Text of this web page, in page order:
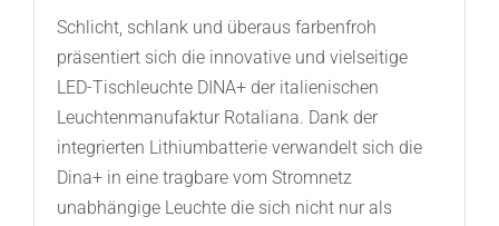
Schlicht, schlank und überaus farbenfroh
präsentiert sich die innovative und vielseitige
LED-Tischleuchte DINA+ der italienischen
Leuchtenmanufaktur Rotaliana. Dank der
integrierten Lithiumbatterie verwandelt sich die
Dina+ in eine tragbare vom Stromnetz
unabhängige Leuchte die sich nicht nur als